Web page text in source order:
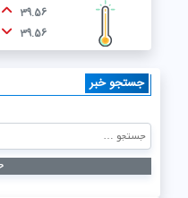
39.56
39.56
جستجو خبر